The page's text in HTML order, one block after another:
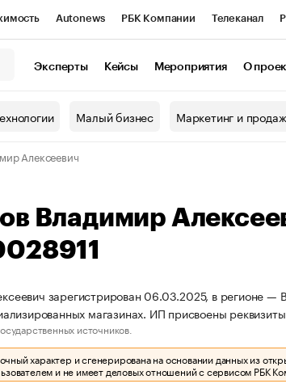
Autonews РБК Компании Телеканал
Эксперты Кейсы Мероприятия О
Малый бизнес Маркетинг и
Алексеевич
Владимир
зарегистрирован 06.03.2025, в регионе —
магазинах. ИП присвоены
источников.
характер и сгенерирована на основании данных из
и не имеет деловых отношений с сервисом РБК